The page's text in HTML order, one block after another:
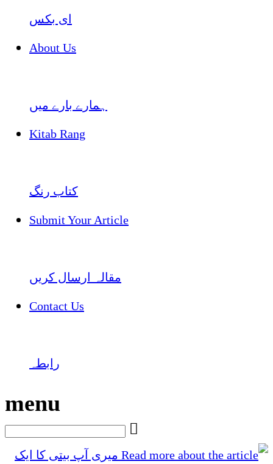
ای بکس
About Us
ہمارے بارے میں
Kitab Rang
کتاب رنگ
Submit Your Article
مقالہ ارسال کریں
Contact Us
رابطہ
menu